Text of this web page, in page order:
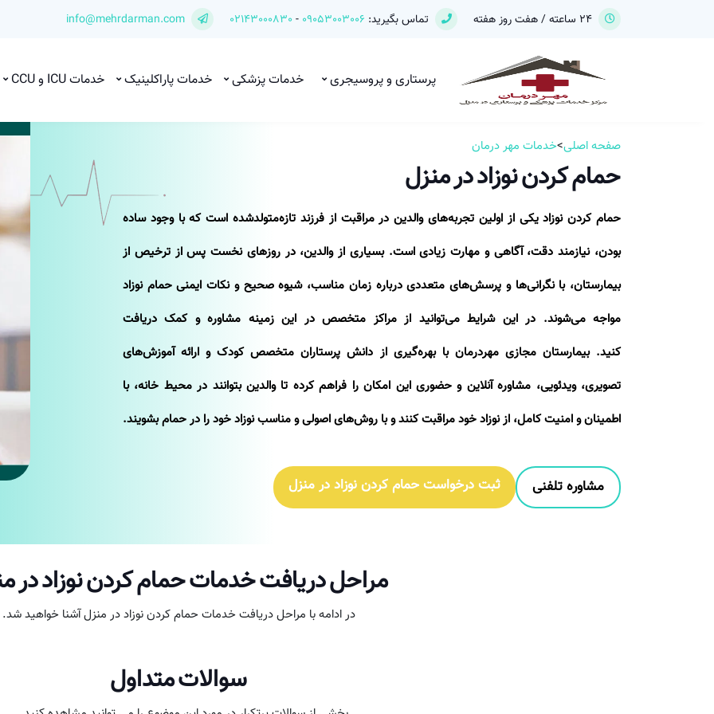
تماس بگیرید: 09053003006
-
02143000830
info@mehrdarman.com
پرستاری و پروسیجری خدمات پزشکی خدمات پاراکلینیک خدمات ICU و CCU
صفحه اصلی>خدمات مهر درمان
حمام کردن نوزاد در منزل
حمام کردن نوزاد یکی از اولین تجربه‌های والدین در مراقبت از فرزند تازه‌متولدشده است که با وجود ساده
بودن، نیازمند دقت، آگاهی و مهارت زیادی است. بسیاری از والدین، در روزهای نخست پس از ترخیص از
بیمارستان، با نگرانی‌ها و پرسش‌های متعددی درباره زمان مناسب، شیوه صحیح و نکات ایمنی حمام نوزاد
مواجه می‌شوند. در این شرایط می‌توانید از مراکز متخصص در این زمینه مشاوره و کمک دریافت
کنید. بیمارستان مجازی مهر‌درمان با بهره‌گیری از دانش پرستاران متخصص کودک و ارائه آموزش‌های
تصویری، ویدئویی، مشاوره آنلاین و حضوری این امکان را فراهم کرده تا والدین بتوانند در محیط خانه، با
اطمینان و امنیت کامل، از نوزاد خود مراقبت کنند و با روش‌های اصولی و مناسب نوزاد خود را در حمام بشویند.
مشاوره تلفنی ثبت درخواست حمام کردن نوزاد در منزل
مراحل دریافت خدمات حمام کردن نوزاد در
در ادامه با مراحل دریافت خدمات حمام کردن نوزاد در منزل آشنا خواهید شد.
سوالات متداول